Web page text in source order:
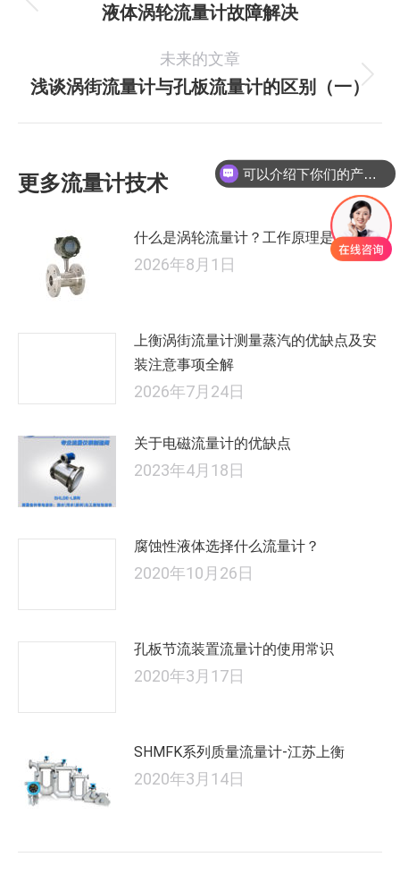
章
航
历
的
文
液体涡轮流量计故障解决
未来的文章
未
章：
浅谈涡街流量计与孔板流量计的区别（一）
更多流量计技术
什么是涡轮流量计？工作原理是什么？
2026年8月1日
上衡涡街流量计测量蒸汽的优缺点及安
装注意事项全解
2026年7月24日
关于电磁流量计的优缺点
2023年4月18日
腐蚀性液体选择什么流量计？
2020年10月26日
孔板节流装置流量计的使用常识
2020年3月17日
SHMFK系列质量流量计-江苏上衡
2020年3月14日
可以介绍下你们的产品么